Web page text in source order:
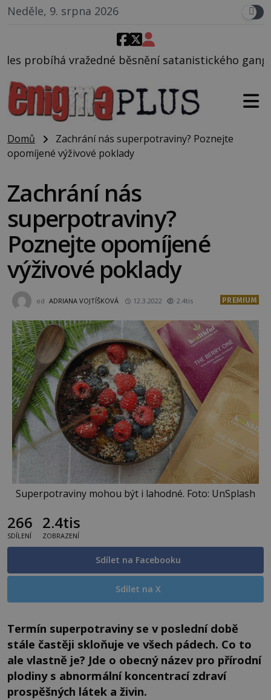
Neděle, 9. srpna 2026
satanistického gangu vedeného Charlesem
Domů
Zachrání nás superpotraviny? Poznejte
opomíjené výživové poklady
Zachrání nás
superpotraviny?
Poznejte opomíjené
výživové poklady
od ADRIANA VOJTÍŠKOVÁ 12.3.2022 2.4tis PREMIUM
Superpotraviny mohou být i lahodné. Foto: UnSplash
266
SDÍLENÍ
2.4tis
ZOBRAZENÍ
Sdílet na Facebooku
Sdílet na X
Termín superpotraviny se v poslední době
stále častěji skloňuje ve všech pádech. Co to
ale vlastně je? Jde o obecný název pro přírodní
plodiny s abnormální koncentrací zdraví
prospěšných látek a živin.